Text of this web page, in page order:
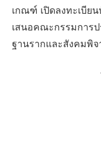
เกณฑ์ เปิดลงทะเบีย
เสนอคณะกรรมการป
ฐานรากและสังคมพิ